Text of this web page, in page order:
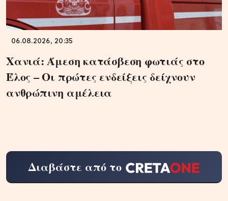
06.08.2026, 20:35
Χανιά: Άμεση κατάσβεση φωτιάς στο
Έλος – Οι πρώτες ενδείξεις δείχνουν
ανθρώπινη αμέλεια
Διαβάστε από το